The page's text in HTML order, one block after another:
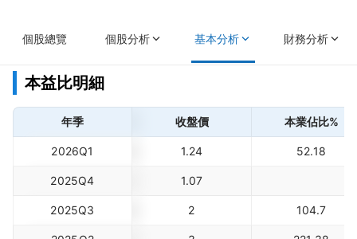
個股總覽 個股分析 基本分析 財務分析
本益比明細
年季 收盤價 本業佔比%
2026Q1 1.24 52.18
2025Q4 1.07
2025Q3 2 104.7